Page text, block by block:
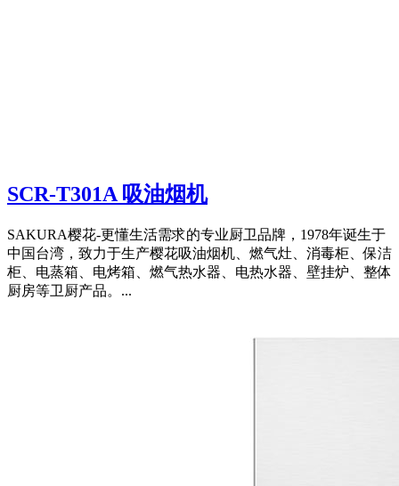
SCR-T301A 吸油烟机
SAKURA樱花-更懂生活需求的专业厨卫品牌，1978年诞生于
中国台湾，致力于生产樱花吸油烟机、燃气灶、消毒柜、保洁
柜、电蒸箱、电烤箱、燃气热水器、电热水器、壁挂炉、整体
厨房等卫厨产品。...